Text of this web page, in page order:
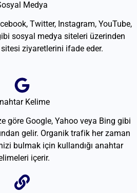
Medya
Twitter, Instagram, YouTube,
sosyal medya siteleri üzerinden
ziyaretlerini ifade eder.
Kelime
göre Google, Yahoo veya Bing gibi
gelir. Organik trafik her zaman
bulmak için kullandığı anahtar
içerir.